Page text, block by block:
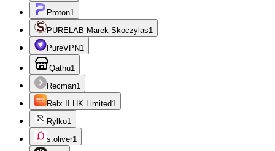
Proton1
PURELAB Marek Skoczylas1
PureVPN1
Qathu1
Recman1
Relx II HK Limited1
Rylko1
s.oliver1